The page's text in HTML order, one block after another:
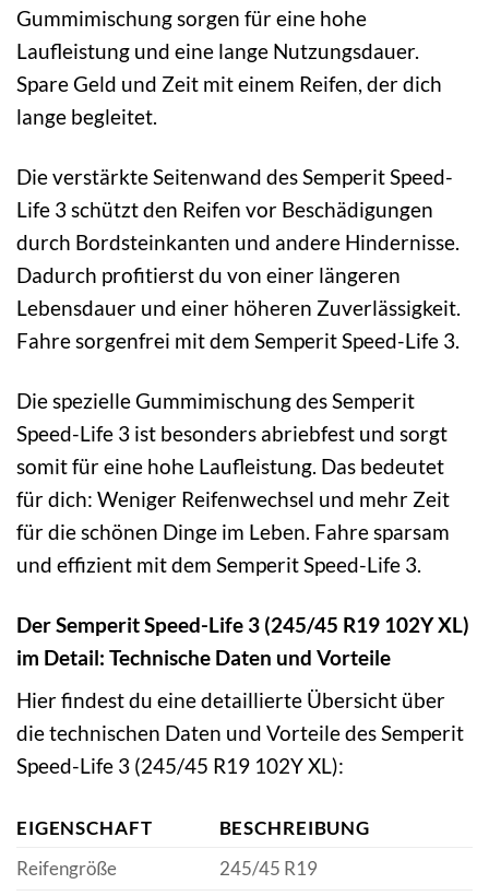
Gummimischung sorgen für eine hohe
Laufleistung und eine lange Nutzungsdauer.
Spare Geld und Zeit mit einem Reifen, der dich
lange begleitet.
Die verstärkte Seitenwand des Semperit Speed-
Life 3 schützt den Reifen vor Beschädigungen
durch Bordsteinkanten und andere Hindernisse.
Dadurch profitierst du von einer längeren
Lebensdauer und einer höheren Zuverlässigkeit.
Fahre sorgenfrei mit dem Semperit Speed-Life 3.
Die spezielle Gummimischung des Semperit
Speed-Life 3 ist besonders abriebfest und sorgt
somit für eine hohe Laufleistung. Das bedeutet
für dich: Weniger Reifenwechsel und mehr Zeit
für die schönen Dinge im Leben. Fahre sparsam
und effizient mit dem Semperit Speed-Life 3.
Der Semperit Speed-Life 3 (245/45 R19 102Y XL)
im Detail: Technische Daten und Vorteile
Hier findest du eine detaillierte Übersicht über
die technischen Daten und Vorteile des Semperit
Speed-Life 3 (245/45 R19 102Y XL):
EIGENSCHAFT
BESCHREIBUNG
Reifengröße
245/45 R19